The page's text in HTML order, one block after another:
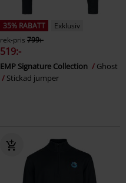
35% RABATT
Exklusiv
rek-pris 799:-
519:-
EMP Signature Collection
Ghost
Stickad jumper